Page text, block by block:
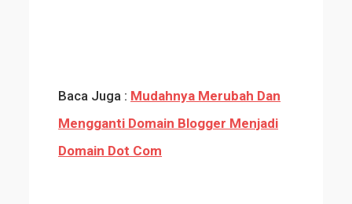
Baca Juga : Mudahnya Merubah Dan
Mengganti Domain Blogger Menjadi
Domain Dot Com